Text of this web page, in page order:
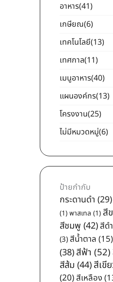
อาหาร(41)
เกษียณ(6)
เทคโนโลยี(13)
เทศกาล(11)
เมนูอาหาร(40)
แผนองค์กร(13)
โครงงาน(25)
ไม่มีหมวดหมู่(6)
ป้ายกำกับ
กระดานดำ (29)
(1)พาสเทล (1) สี
สีชมพู (42)สีดำ
(3)สีน้ำตาล(15)
(38)สีฟ้า (52)
สีส้ม (44)สีเขี
(20)สีเหลือง